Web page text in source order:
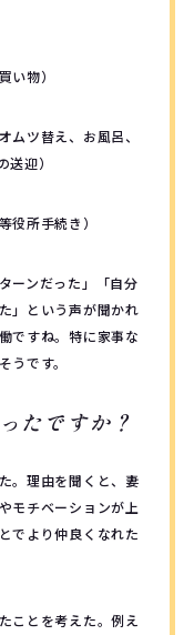
い物）
ムツ替え、お風呂、
迎）
役所手続き）
ーンだった」「自分
」という声が聞かれ
ですね。特に家事な
うです。
たですか？
。理由を聞くと、妻
モチベーションが上
でより仲良くなれた
ことを考えた。例え